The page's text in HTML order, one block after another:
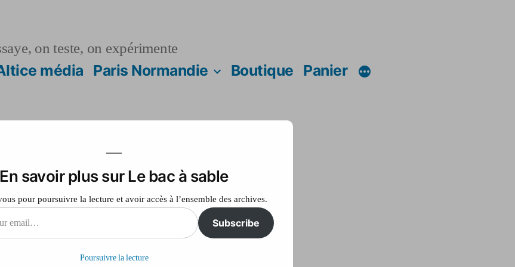
on teste, on expérimente
média Paris Normandie Boutique Panier
un commentaire
de
En savoir plus sur Le bac à sable
pour poursuivre la lecture et avoir accès à l’ensemble des archives.
Subscribe
Poursuivre la lecture